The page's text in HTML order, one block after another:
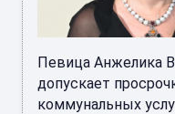
Певица Анжелика
допускает
коммунальных